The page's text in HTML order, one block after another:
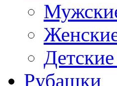
Рубашки